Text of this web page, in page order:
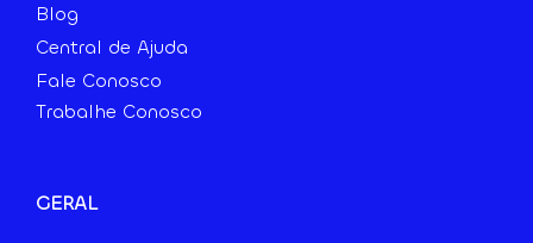
Blog
Central de Ajuda
Fale Conosco
Trabalhe Conosco
GERAL